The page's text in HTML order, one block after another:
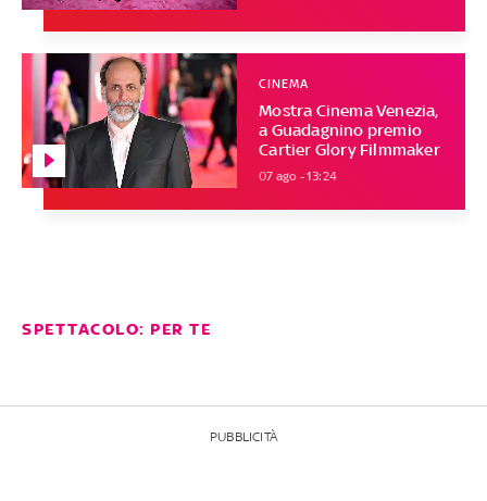
Mostra Cinema Venezia,
a Guadagnino premio
Cartier Glory Filmmaker
CINEMA
07 ago - 13:24
SPETTACOLO: PER TE
PUBBLICITÀ